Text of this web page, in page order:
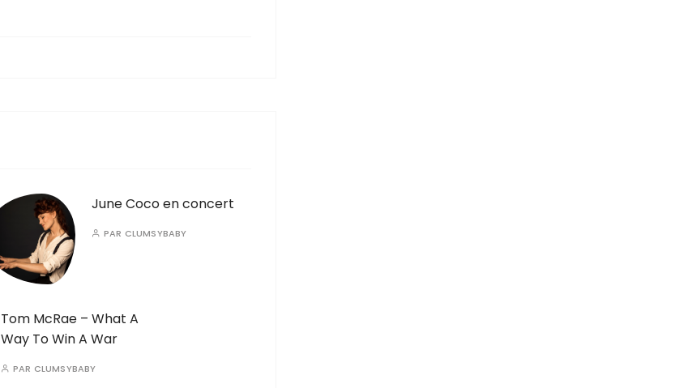
June Coco en concert
PAR CLUMSYBABY
Tom McRae – What A
Way To Win A War
PAR CLUMSYBABY